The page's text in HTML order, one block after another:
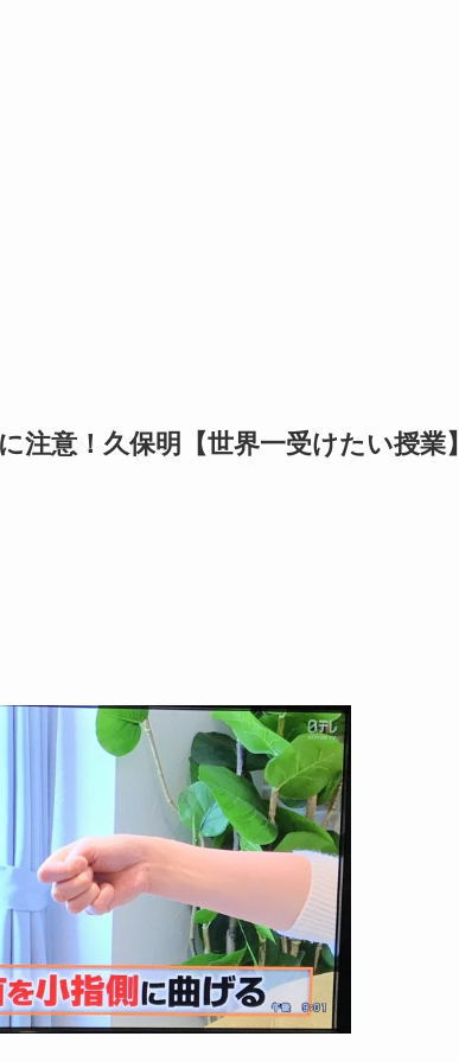
意！久保明【世界一受けたい授業】